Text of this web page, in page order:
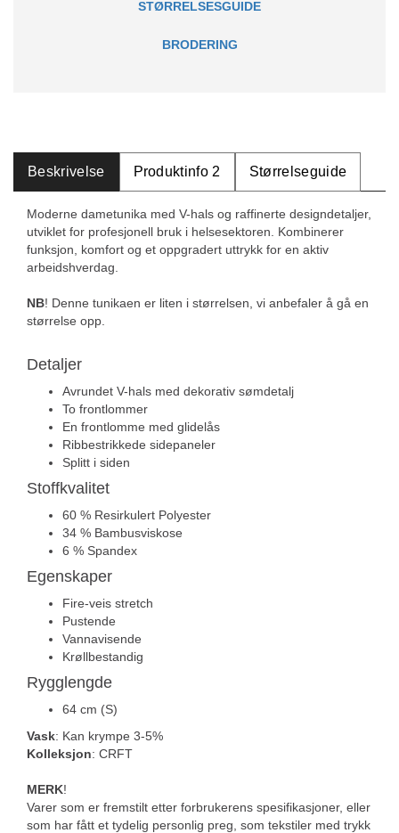
STØRRELSESGUIDE
BRODERING
Beskrivelse Produktinfo 2 Størrelseguide
Moderne dametunika med V-hals og raffinerte designdetaljer,
utviklet for profesjonell bruk i helsesektoren. Kombinerer
funksjon, komfort og et oppgradert uttrykk for en aktiv
arbeidshverdag.
NB! Denne tunikaen er liten i størrelsen, vi anbefaler å gå en
størrelse opp.
Detaljer
Avrundet V-hals med dekorativ sømdetalj
To frontlommer
En frontlomme med glidelås
Ribbestrikkede sidepaneler
Splitt i siden
Stoffkvalitet
60 % Resirkulert Polyester
34 % Bambusviskose
6 % Spandex
Egenskaper
Fire-veis stretch
Pustende
Vannavisende
Krøllbestandig
Rygglengde
64 cm (S)
Vask: Kan krympe 3-5%
Kolleksjon: CRFT
MERK!
Varer som er fremstilt etter forbrukerens spesifikasjoner, eller
som har fått et tydelig personlig preg, som tekstiler med trykk